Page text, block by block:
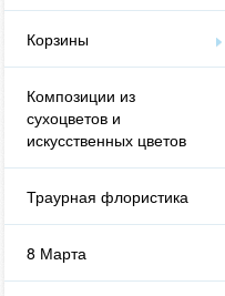
Корзины
Композиции из
сухоцветов и
искусственных цветов
Траурная флористика
8 Марта